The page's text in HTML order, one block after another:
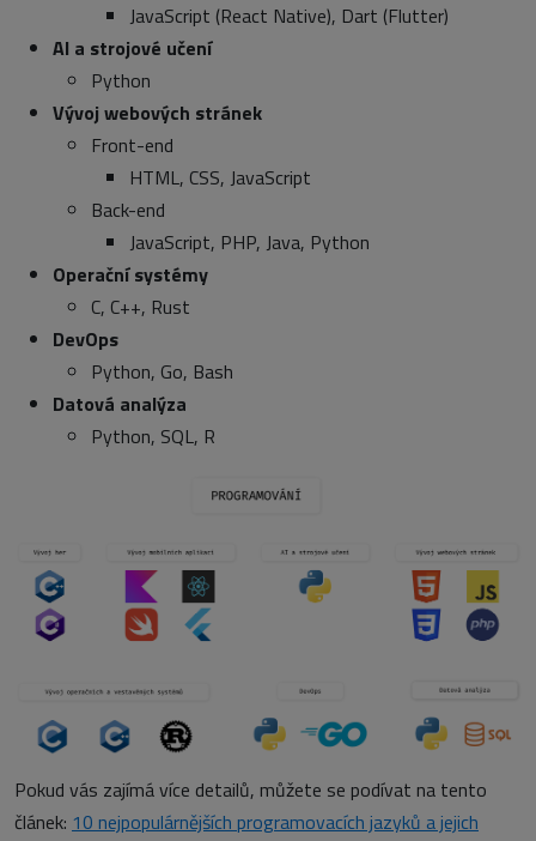
JavaScript (React Native), Dart (Flutter)
AI a strojové učení
Python
Vývoj webových stránek
Front-end
HTML, CSS, JavaScript
Back-end
JavaScript, PHP, Java, Python
Operační systémy
C, C++, Rust
DevOps
Python, Go, Bash
Datová analýza
Python, SQL, R
Pokud vás zajímá více detailů, můžete se podívat na tento
článek: 10 nejpopulárnějších programovacích jazyků a jejich